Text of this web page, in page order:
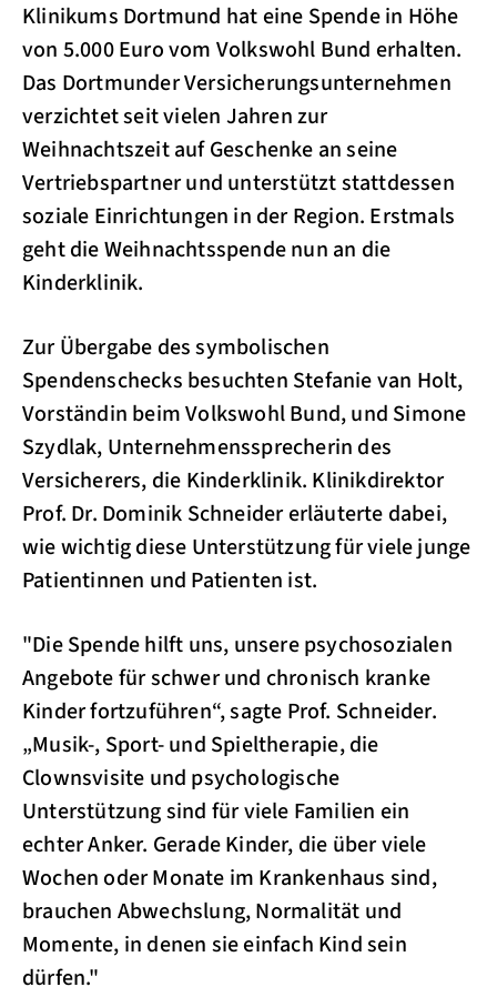
Klinikums Dortmund hat eine Spende in Höhe
von 5.000 Euro vom Volkswohl Bund erhalten.
Das Dortmunder Versicherungsunternehmen
verzichtet seit vielen Jahren zur
Weihnachtszeit auf Geschenke an seine
Vertriebspartner und unterstützt stattdessen
soziale Einrichtungen in der Region. Erstmals
geht die Weihnachtsspende nun an die
Kinderklinik.
Zur Übergabe des symbolischen
Spendenschecks besuchten Stefanie van Holt,
Vorständin beim Volkswohl Bund, und Simone
Szydlak, Unternehmenssprecherin des
Versicherers, die Kinderklinik. Klinikdirektor
Prof. Dr. Dominik Schneider erläuterte dabei,
wie wichtig diese Unterstützung für viele junge
Patientinnen und Patienten ist.
"Die Spende hilft uns, unsere psychosozialen
Angebote für schwer und chronisch kranke
Kinder fortzuführen“, sagte Prof. Schneider.
„Musik-, Sport- und Spieltherapie, die
Clownsvisite und psychologische
Unterstützung sind für viele Familien ein
echter Anker. Gerade Kinder, die über viele
Wochen oder Monate im Krankenhaus sind,
brauchen Abwechslung, Normalität und
Momente, in denen sie einfach Kind sein
dürfen."